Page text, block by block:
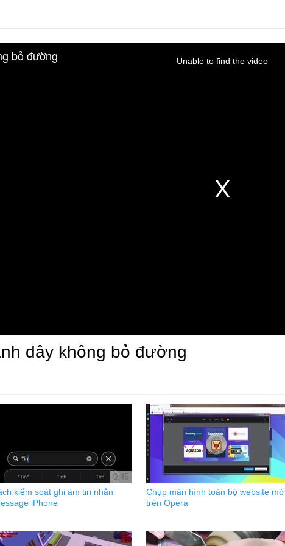
Unable to find the video
bỏ đường
dây không bỏ đường
0:45
kiểm soát ghi âm tin nhắn
iPhone
Chụp màn hình toàn bộ website mở
trên Opera